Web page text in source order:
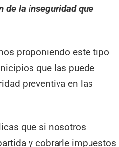
de la inseguridad que
proponiendo este tipo
que las puede
preventiva en las
que si nosotros
y cobrarle impuestos